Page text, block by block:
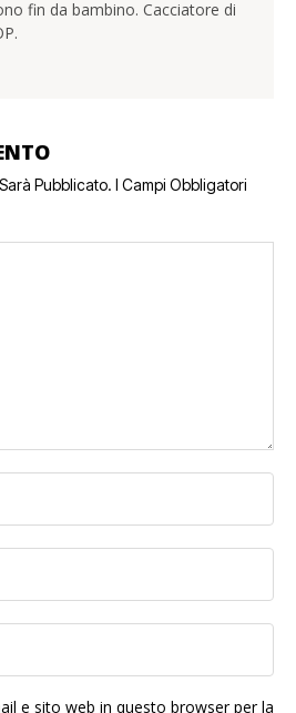
fin da bambino. Cacciatore di
Pubblicato. I Campi Obbligatori
e sito web in questo browser per la